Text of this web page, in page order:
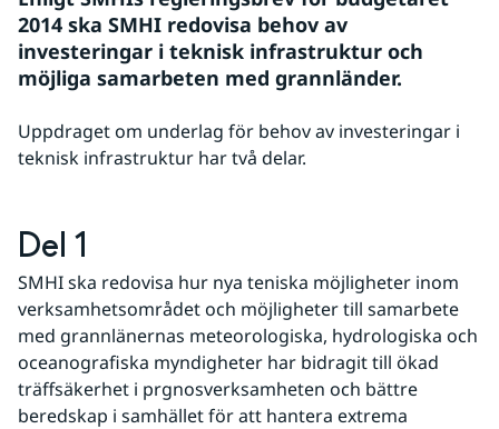
2014 ska SMHI redovisa behov av
investeringar i teknisk infrastruktur och
möjliga samarbeten med grannländer.
Uppdraget om underlag för behov av investeringar i
teknisk infrastruktur har två delar.
Del 1
SMHI ska redovisa hur nya teniska möjligheter inom
verksamhetsområdet och möjligheter till samarbete
med grannlänernas meteorologiska, hydrologiska och
oceanografiska myndigheter har bidragit till ökad
träffsäkerhet i prgnosverksamheten och bättre
beredskap i samhället för att hantera extrema